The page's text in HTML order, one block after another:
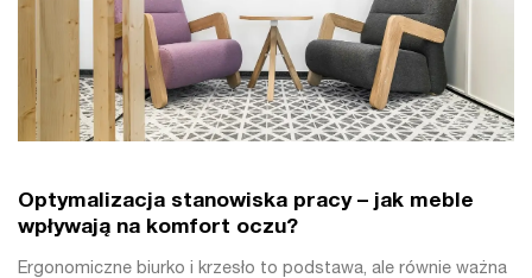
Optymalizacja stanowiska pracy – jak meble
wpływają na komfort oczu?
Ergonomiczne biurko i krzesło to podstawa, ale równie ważna